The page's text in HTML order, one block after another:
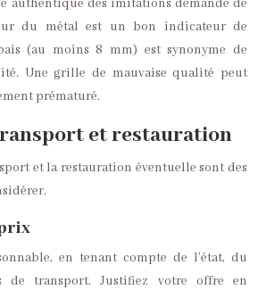
authentique des imitations demande de
du métal est un bon indicateur de
(au moins 8 mm) est synonyme de
Une grille de mauvaise qualité peut
prématuré.
et restauration
et la restauration éventuelle sont des
en tenant compte de l’état, du
de transport. Justifiez votre offre en